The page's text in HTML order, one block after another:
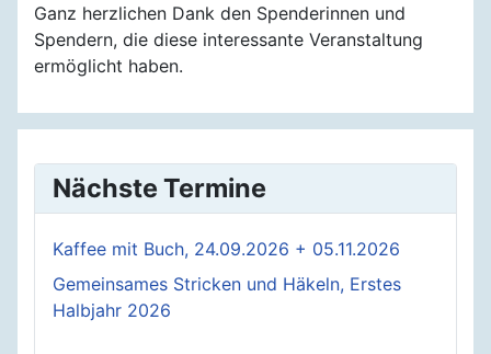
Ganz herzlichen Dank den Spenderinnen und
Spendern, die diese interessante Veranstaltung
ermöglicht haben.
Nächste Termine
Kaffee mit Buch, 24.09.2026 + 05.11.2026
Gemeinsames Stricken und Häkeln, Erstes
Halbjahr 2026